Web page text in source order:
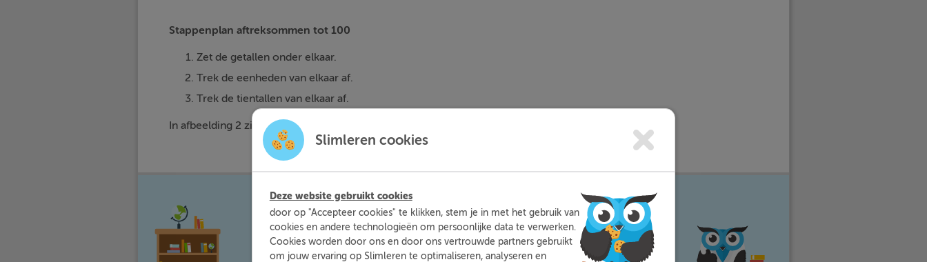
Stappenplan aftreksommen tot 100
Zet de getallen onder elkaar.
Trek de eenheden van elkaar af.
Trek de tientallen van elkaar af.
In afbeelding 2 zie je een voorbeeld van hoe je een aftreksom volgens het stappenplan kunt oplossen.
Met Slimleren kun je op een leuke manier thuis extra oefenen met de vakken
waar jij moeite mee hebt. Zo ben je beter voorbereid en heb je nooit meer stress
voor toetsen.
Slimleren cookies
Deze website gebruikt cookies
door op "Accepteer cookies" te klikken, stem je in met het gebruik van
cookies en andere technologieën om persoonlijke data te verwerken.
Cookies worden door ons en door ons vertrouwde partners gebruikt
om jouw ervaring op Slimleren te optimaliseren, analyseren en